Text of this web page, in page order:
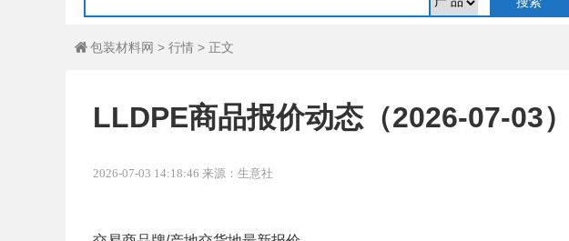
 包装材料网 > 行情 > 正文
LLDPE商品报价动态（2026-07-03）
2026-07-03 14:18:46 来源：生意社